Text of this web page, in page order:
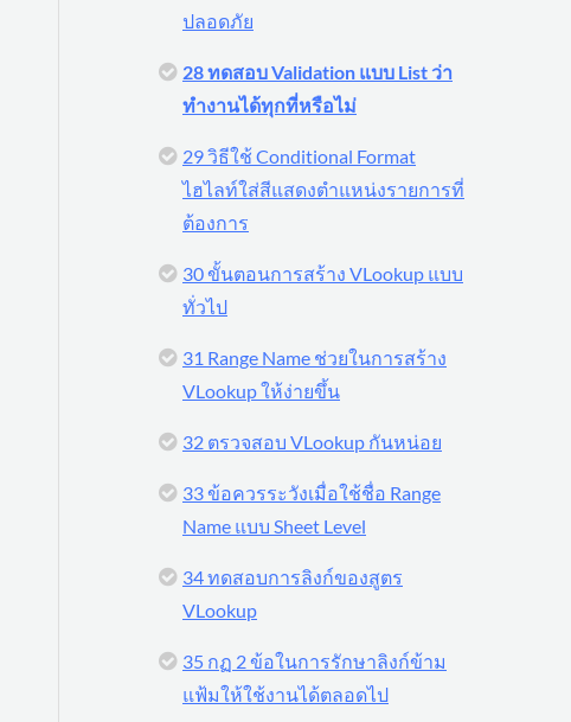
ปลอดภัย
28 ทดสอบ Validation แบบ List ว่า
ทำงานได้ทุกที่หรือไม่
29 วิธีใช้ Conditional Format
ไฮไลท์ใส่สีแสดงตำแหน่งรายการที่
ต้องการ
30 ขั้นตอนการสร้าง VLookup แบบ
ทั่วไป
31 Range Name ช่วยในการสร้าง
VLookup ให้ง่ายขึ้น
32 ตรวจสอบ VLookup กันหน่อย
33 ข้อควรระวังเมื่อใช้ชื่อ Range
Name แบบ Sheet Level
34 ทดสอบการลิงก์ของสูตร
VLookup
35 กฏ 2 ข้อในการรักษาลิงก์ข้าม
แฟ้มให้ใช้งานได้ตลอดไป